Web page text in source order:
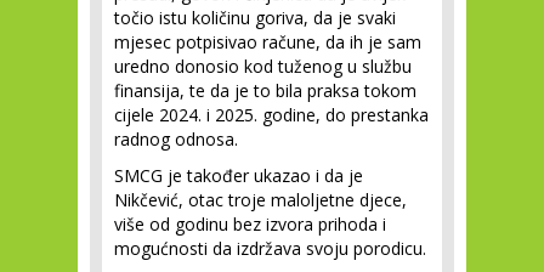
točio istu količinu goriva, da je svaki
mjesec potpisivao račune, da ih je sam
uredno donosio kod tuženog u službu
finansija, te da je to bila praksa tokom
cijele 2024. i 2025. godine, do prestanka
radnog odnosa.
SMCG je također ukazao i da je
Nikčević, otac troje maloljetne djece,
više od godinu bez izvora prihoda i
mogućnosti da izdržava svoju porodicu.